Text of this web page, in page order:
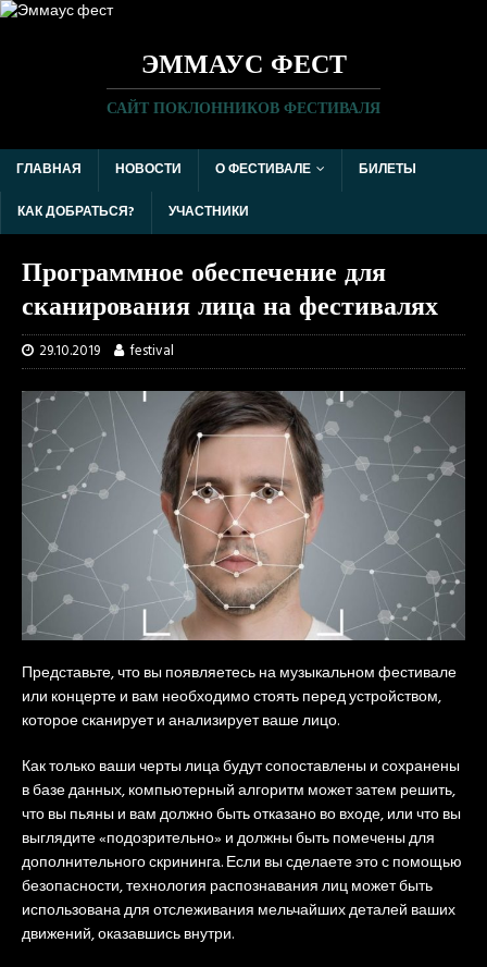
ЭММАУС ФЕСТ
САЙТ ПОКЛОННИКОВ ФЕСТИВАЛЯ
ГЛАВНАЯ НОВОСТИ О ФЕСТИВАЛЕ
БИЛЕТЫ
КАК ДОБРАТЬСЯ?
УЧАСТНИКИ
Программное обеспечение для
сканирования лица на фестивалях
29.10.2019 festival
Представьте, что вы появляетесь на музыкальном фестивале
или концерте и вам необходимо стоять перед устройством,
которое сканирует и анализирует ваше лицо.
Как только ваши черты лица будут сопоставлены и сохранены
в базе данных, компьютерный алгоритм может затем решить,
что вы пьяны и вам должно быть отказано во входе, или что вы
выглядите «подозрительно» и должны быть помечены для
дополнительного скрининга. Если вы сделаете это с помощью
безопасности, технология распознавания лиц может быть
использована для отслеживания мельчайших деталей ваших
движений, оказавшись внутри.